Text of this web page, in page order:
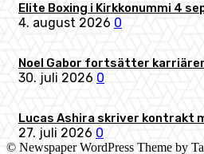
Elite Boxing i Kirkkonummi 4
4. august 2026 0
Noel Gabor fortsätter
30. juli 2026 0
Lucas Ashira skriver kontrakt
27. juli 2026 0
© Newspaper WordPress Theme by